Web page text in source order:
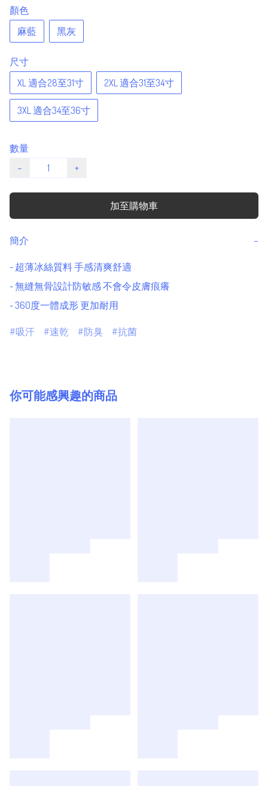
顏色
麻藍
黑灰
尺寸
XL 適合28至31寸
2XL 適合31至34寸
3XL 適合34至36寸
數量
−
+
加至購物車
簡介 −
- 超薄冰絲質料 手感清爽舒適
- 無縫無骨設計防敏感 不會令皮膚痕癢
吸汗 速乾 防臭 抗菌
你可能感興趣的商品